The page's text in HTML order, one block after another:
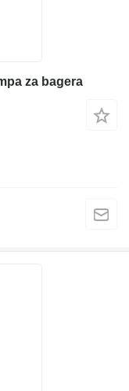
za bagera